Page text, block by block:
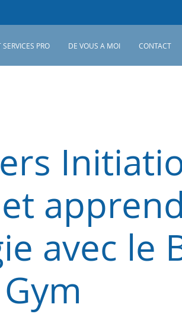
PRO DE VOUS A MOI CONTACT
avec le
Gym